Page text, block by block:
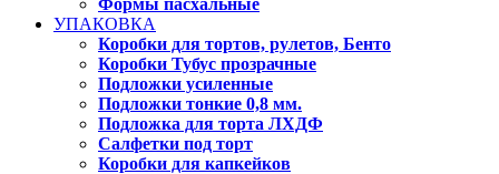
Формы пасхальные
УПАКОВКА
Коробки для тортов, рулетов, Бенто
Коробки Тубус прозрачные
Подложки усиленные
Подложки тонкие 0,8 мм.
Подложка для торта ЛХДФ
Салфетки под торт
Коробки для капкейков